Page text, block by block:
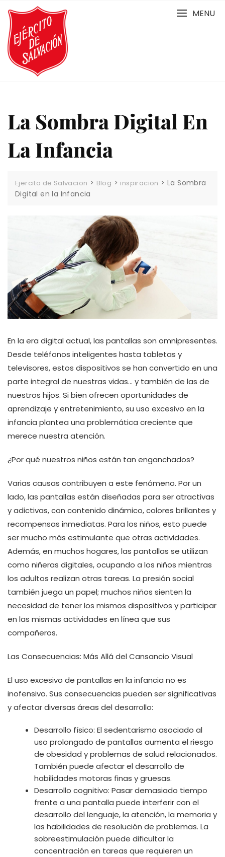
content
MENU
La Sombra Digital En
La Infancia
Ejercito de Salvacion > Blog > inspiracion >La Sombra
Digital en la Infancia
En la era digital actual, las pantallas son omnipresentes.
Desde teléfonos inteligentes hasta tabletas y
televisores, estos dispositivos se han convertido en una
parte integral de nuestras vidas… y también de las de
nuestros hijos. Si bien ofrecen oportunidades de
aprendizaje y entretenimiento, su uso excesivo en la
infancia plantea una problemática creciente que
merece nuestra atención.
¿Por qué nuestros niños están tan enganchados?
Varias causas contribuyen a este fenómeno. Por un
lado, las pantallas están diseñadas para ser atractivas
y adictivas, con contenido dinámico, colores brillantes y
recompensas inmediatas. Para los niños, esto puede
ser mucho más estimulante que otras actividades.
Además, en muchos hogares, las pantallas se utilizan
como niñeras digitales, ocupando a los niños mientras
los adultos realizan otras tareas. La presión social
también juega un papel; muchos niños sienten la
necesidad de tener los mismos dispositivos y participar
en las mismas actividades en línea que sus
compañeros.
Las Consecuencias: Más Allá del Cansancio Visual
El uso excesivo de pantallas en la infancia no es
inofensivo. Sus consecuencias pueden ser significativas
y afectar diversas áreas del desarrollo:
Desarrollo físico: El sedentarismo asociado al
uso prolongado de pantallas aumenta el riesgo
de obesidad y problemas de salud relacionados.
También puede afectar el desarrollo de
habilidades motoras finas y gruesas.
Desarrollo cognitivo: Pasar demasiado tiempo
frente a una pantalla puede interferir con el
desarrollo del lenguaje, la atención, la memoria y
las habilidades de resolución de problemas. La
sobreestimulación puede dificultar la
concentración en tareas que requieren un